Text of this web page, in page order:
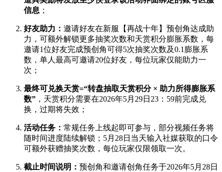
信息 ；
好友助力： 邀请好友在新服【再战十年】预创角达成助
力，可额外解锁更多抽奖次数和天赏积分膨胀系数，每
邀请1位好友完成预创角可得5次抽奖次数及0.1膨胀系
数，单人最高可邀请20位好友，每位玩家仅能助力一
次；
最终可兑换天赏=“转盘抽取天赏积分 × 助力所得膨胀系
数” ，天赏积分需要在2026年5月29日23：59前完成兑
换，过期将失效；
活动任务： 常规任务上线起即可参与，部分视频任务将
随时间进度陆续解锁；5月28日当天输入社媒获取的口令
可额外获赠抽奖次数，每位玩家仅限领取一次。
截止时间说明： 预创角和邀请创角任务于2026年5月28日